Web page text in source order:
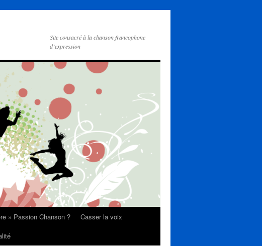
Site consacré à la chanson francophone
d’expression
» Passion Chanson ?
Casser la voix